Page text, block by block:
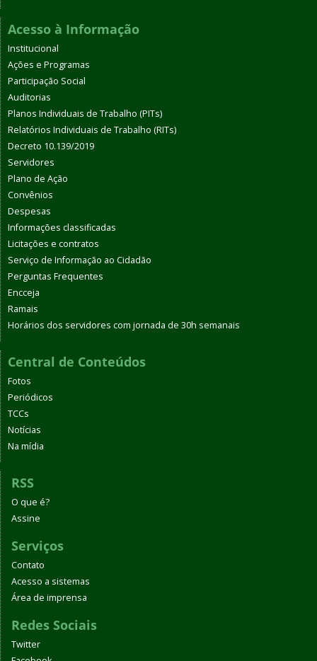
Acesso à Informação
Institucional
Ações e Programas
Participação Social
Auditorias
Planos Individuais de Trabalho (PITs)
Relatórios Individuais de Trabalho (RITs)
Decreto 10.139/2019
Servidores
Plano de Ação
Convênios
Despesas
Informações classificadas
Licitações e contratos
Serviço de Informação ao Cidadão
Perguntas Frequentes
Encceja
Ramais
Horários dos servidores com jornada de 30h semanais
Central de Conteúdos
Fotos
Periódicos
TCCs
Notícias
Na mídia
RSS
O que é?
Assine
Serviços
Contato
Acesso a sistemas
Área de imprensa
Redes Sociais
Twitter